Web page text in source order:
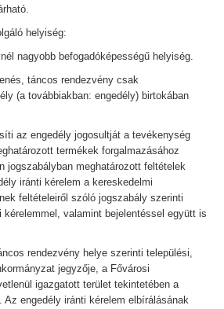
helyiség:
nagyobb befogadóképességű helyiség.
táncos rendezvény csak
(a továbbiakban: engedély) birtokában
az engedély jogosultját a tevékenység
termékek forgalmazásához
jogszabályban meghatározott feltételek
iránti kérelem a kereskedelmi
feltételeiről szóló jogszabály szerinti
kérelemmel, valamint bejelentéssel együtt is
rendezvény helye szerinti települési,
jegyzője, a Fővárosi
igazgatott terület tekintetében a
engedély iránti kérelem elbírálásának